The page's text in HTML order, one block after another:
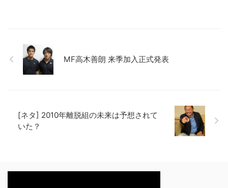
MF高木善朗 来季加入正式発表
[ネタ] 2010年離脱組の未来は予想されて
いた？